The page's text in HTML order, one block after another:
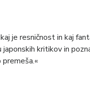
je resničnost in kaj
japonskih kritikov in